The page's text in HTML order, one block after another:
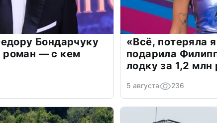
Бондарчуку
роман — с кем
«Всё, потеряла
подарила
лодку за 1,2 млн
5 августа 236